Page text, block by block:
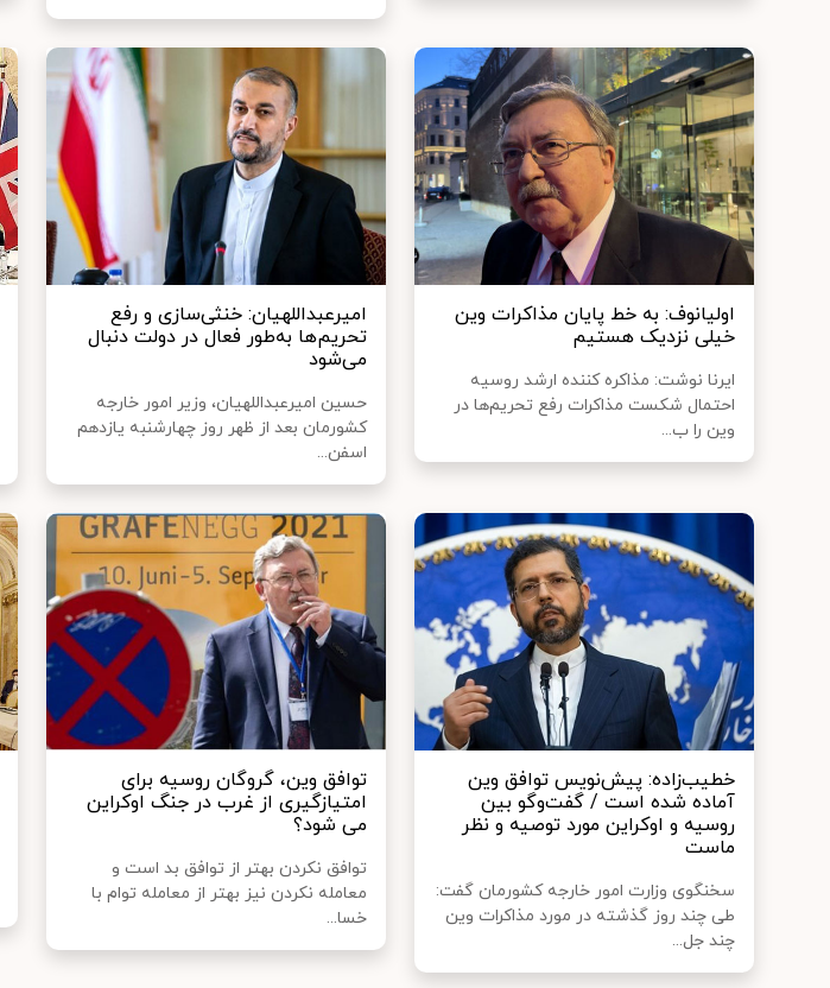
اولیانوف: به خط پایان مذاکرات وین
خیلی نزدیک هستیم
ایرنا نوشت: مذاکره کننده ارشد روسیه
احتمال شکست مذاکرات رفع تحریم‌ها در
وین را ب...
امیرعبداللهیان: خنثی‌سازی و رفع
تحریم‌ها به‌طور فعال در دولت دنبال
می‌شود
حسین امیرعبداللهیان، وزیر امور خارجه
کشورمان بعد از ظهر روز چهارشنبه یازدهم
اسفن...
خطیب‌زاده: پیش‌نویس توافق وین
آماده شده است / گفت‌وگو بین
روسیه و اوکراین مورد توصیه و نظر
ماست
سخنگوی وزارت امور خارجه کشورمان گفت:
طی چند روز گذشته در مورد مذاکرات وین
چند جل...
توافق وین، گروگان روسیه برای
امتیازگیری از غرب در جنگ اوکراین
می شود؟
توافق نکردن بهتر از توافق بد است و
معامله نکردن نیز بهتر از معامله توام با
خسا...